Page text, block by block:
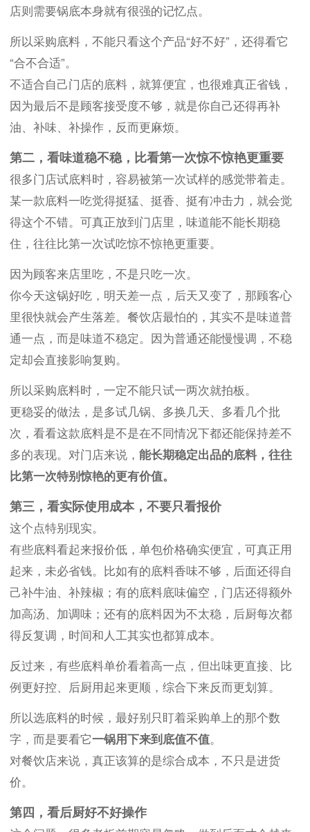
店则需要锅底本身就有很强的记忆点。
所以采购底料，不能只看这个产品“好不好”，还得看它
“合不合适”。
不适合自己门店的底料，就算便宜，也很难真正省钱，
因为最后不是顾客接受度不够，就是你自己还得再补
油、补味、补操作，反而更麻烦。
第二，看味道稳不稳，比看第一次惊不惊艳更重要
很多门店试底料时，容易被第一次试样的感觉带着走。
某一款底料一吃觉得挺猛、挺香、挺有冲击力，就会觉
得这个不错。可真正放到门店里，味道能不能长期稳
住，往往比第一次试吃惊不惊艳更重要。
因为顾客来店里吃，不是只吃一次。
你今天这锅好吃，明天差一点，后天又变了，那顾客心
里很快就会产生落差。餐饮店最怕的，其实不是味道普
通一点，而是味道不稳定。因为普通还能慢慢调，不稳
定却会直接影响复购。
所以采购底料时，一定不能只试一两次就拍板。
更稳妥的做法，是多试几锅、多换几天、多看几个批
次，看看这款底料是不是在不同情况下都还能保持差不
多的表现。对门店来说， 能长期稳定出品的底料，往往
比第一次特别惊艳的更有价值。
第三，看实际使用成本，不要只看报价
这个点特别现实。
有些底料看起来报价低，单包价格确实便宜，可真正用
起来，未必省钱。比如有的底料香味不够，后面还得自
己补牛油、补辣椒；有的底料底味偏空，门店还得额外
加高汤、加调味；还有的底料因为不太稳，后厨每次都
得反复调，时间和人工其实也都算成本。
反过来，有些底料单价看着高一点，但出味更直接、比
例更好控、后厨用起来更顺，综合下来反而更划算。
所以选底料的时候，最好别只盯着采购单上的那个数
字，而是要看它一锅用下来到底值不值。
对餐饮店来说，真正该算的是综合成本，不只是进货
价。
第四，看后厨好不好操作